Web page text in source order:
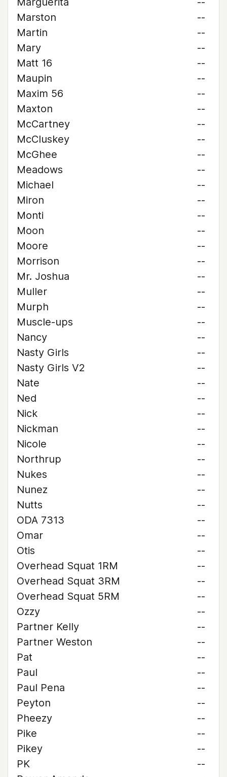
Marston
--
Martin
--
Mary
--
Matt 16
--
Maupin
--
Maxim 56
--
Maxton
--
McCartney
--
McCluskey
--
McGhee
--
Meadows
--
Michael
--
Miron
--
Monti
--
Moon
--
Moore
--
Morrison
--
Mr. Joshua
--
Muller
--
Murph
--
Muscle-ups
--
Nancy
--
Nasty Girls
--
Nasty Girls V2
--
Nate
--
Ned
--
Nick
--
Nickman
--
Nicole
--
Northrup
--
Nukes
--
Nunez
--
Nutts
--
ODA 7313
--
Omar
--
Otis
--
Overhead Squat 1RM
--
Overhead Squat 3RM
--
Overhead Squat 5RM
--
Ozzy
--
Partner Kelly
--
Partner Weston
--
Pat
--
Paul
--
Paul Pena
--
Peyton
--
Pheezy
--
Pike
--
Pikey
--
PK
--